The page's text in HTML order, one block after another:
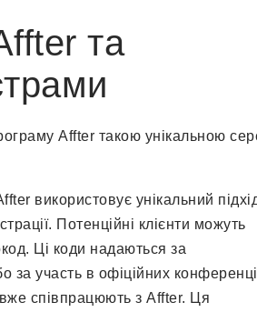
та
Affter такою унікальною
використовує унікальний
Потенційні клієнти можуть
Ці коди надаються за
за участь в офіційних
співпрацюють з Affter. Ця